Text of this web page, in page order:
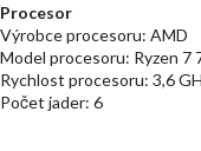
Procesor
Výrobce procesoru: AMD
Model procesoru: Ryzen 7
Rychlost procesoru: 3,6
Počet jader: 6